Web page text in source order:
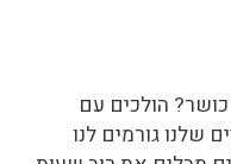
הולכים עם
שלנו גורמים לנו